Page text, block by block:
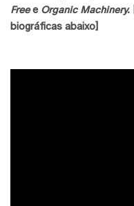
Freee Organic Machinery.
biográficas abaixo]